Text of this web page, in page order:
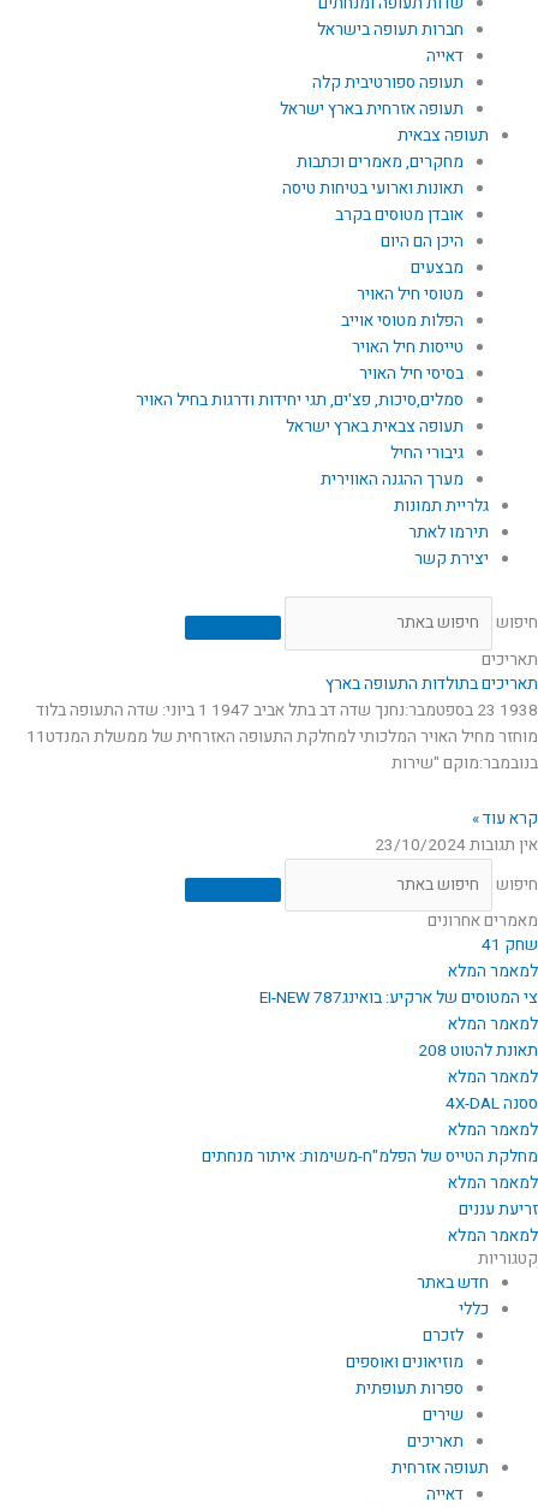
חברות תעופה בישראל
דאייה
תעופה ספורטיבית קלה
תעופה אזרחית בארץ ישראל
תעופה צבאית
מחקרים, מאמרים וכתבות
תאונות וארועי בטיחות טיסה
אובדן מטוסים בקרב
היכן הם היום
מבצעים
מטוסי חיל האויר
הפלות מטוסי אוייב
טייסות חיל האויר
בסיסי חיל האויר
סמלים,סיכות, פצ'ים, תגי יחידות ודרגות בחיל האויר
תעופה צבאית בארץ ישראל
גיבורי החיל
מערך ההגנה האווירית
גלריית תמונות
תירמו לאתר
יצירת קשר
חיפוש
תאריכים
תאריכים בתולדות התעופה בארץ
1938 23 בספטמבר:נחנך שדה דב בתל אביב 1947 1 ביוני: שדה התעופה בלוד
מוחזר מחיל האויר המלכותי למחלקת התעופה האזרחית של ממשלת המנדט11
בנובמבר:מוקם "שירות
קרא עוד »
אין תגובות23/10/2024
חיפוש
מאמרים אחרונים
שחק 41
למאמר המלא
צי המטוסים של ארקיע: בואינג787 EI-NEW
למאמר המלא
תאונת להטוט 208
למאמר המלא
ססנה 4X-DAL
למאמר המלא
מחלקת הטייס של הפלמ"ח-משימות: איתור מנחתים
למאמר המלא
זריעת עננים
למאמר המלא
קטגוריות
חדש באתר
כללי
לזכרם
מוזיאונים ואוספים
ספרות תעופתית
שירים
תאריכים
תעופה אזרחית
דאייה